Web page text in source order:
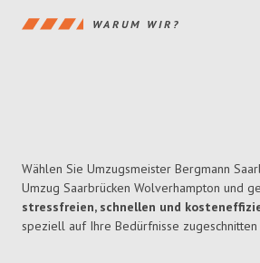
WARUM WIR?
Wählen Sie Umzugsmeister Bergmann
Umzug Saarbrücken Wolverhampton und
stressfreien, schnellen und
speziell auf Ihre Bedürfnisse zugeschnitten